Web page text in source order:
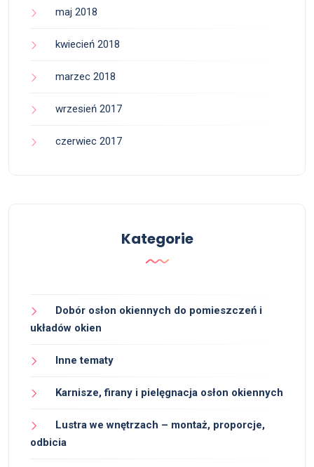
maj 2018
kwiecień 2018
marzec 2018
wrzesień 2017
czerwiec 2017
Kategorie
Dobór osłon okiennych do pomieszczeń i
układów okien
Inne tematy
Karnisze, firany i pielęgnacja osłon okiennych
Lustra we wnętrzach – montaż, proporcje,
odbicia